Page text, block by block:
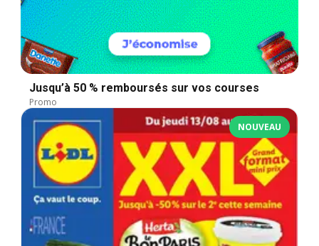
Jusqu’à 50 % remboursés sur vos courses
Promo
NOUVEAU